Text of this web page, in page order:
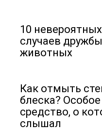
10
случаев
животных
Как отмыть
блеска?
средство, о
слышал